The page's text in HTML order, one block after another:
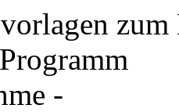
zum
-